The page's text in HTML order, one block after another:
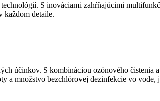
S inováciami zahŕňajúcimi
každom detaile.
účinkov. S kombináciou ozónového čistenia
a množstvo bezchlórovej dezinfekcie vo vode,